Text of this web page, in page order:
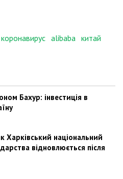
коронавирус alibaba китай
Бахур: інвестиція в
Харківський національний
відновлюється після